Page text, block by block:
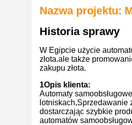
Nazwa projektu:
Historia sprawy
W Egipcie użycie
złota.ale także
zakupu złota.
1Opis klienta:
Automaty
lotniskach,Sprzedawanie
dostarczając szybkie
automatów